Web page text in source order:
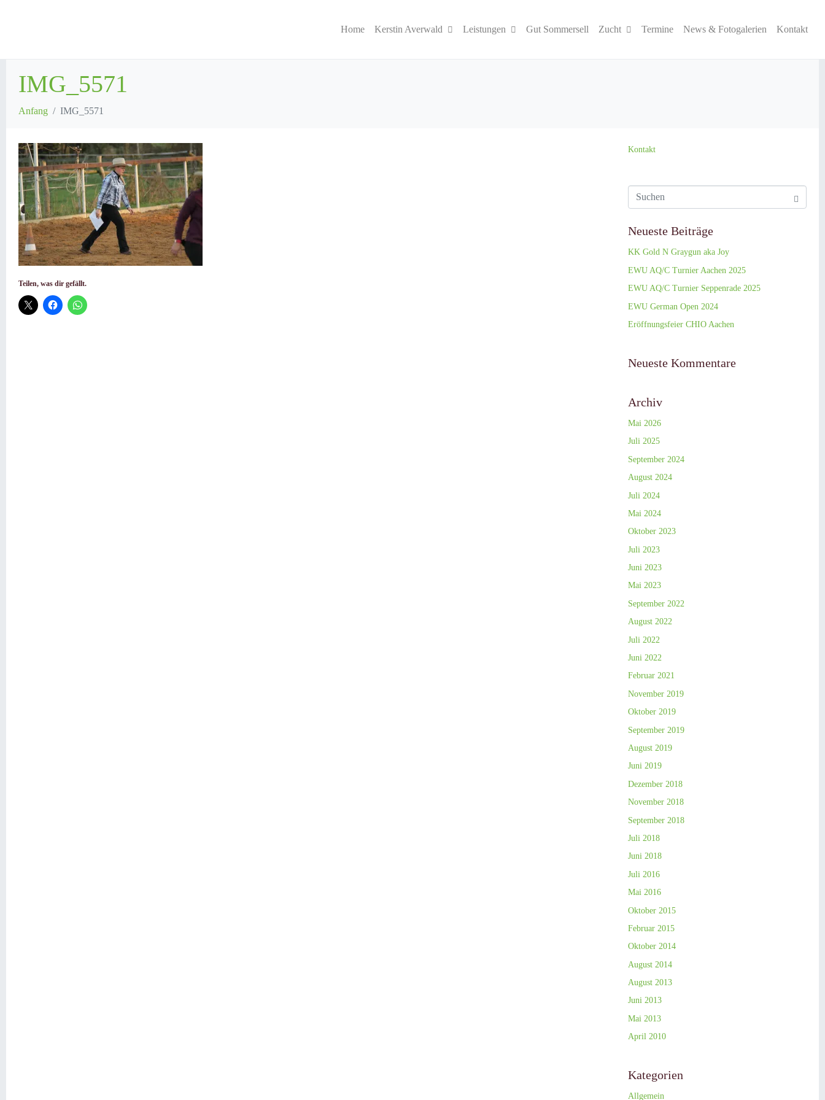
Home Kerstin Averwald Leistungen Gut Sommersell Zucht Termine News & Fotogalerien Kontakt
IMG_5571
Anfang IMG_5571
Teilen, was dir gefällt.
Kontakt
Neueste Beiträge
KK Gold N Graygun aka Joy
EWU AQ/C Turnier Aachen 2025
EWU AQ/C Turnier Seppenrade 2025
EWU German Open 2024
Eröffnungsfeier CHIO Aachen
Neueste Kommentare
Archiv
Mai 2026
Juli 2025
September 2024
August 2024
Juli 2024
Mai 2024
Oktober 2023
Juli 2023
Juni 2023
Mai 2023
September 2022
August 2022
Juli 2022
Juni 2022
Februar 2021
November 2019
Oktober 2019
September 2019
August 2019
Juni 2019
Dezember 2018
November 2018
September 2018
Juli 2018
Juni 2018
Juli 2016
Mai 2016
Oktober 2015
Februar 2015
Oktober 2014
August 2014
August 2013
Juni 2013
Mai 2013
April 2010
Kategorien
Allgemein